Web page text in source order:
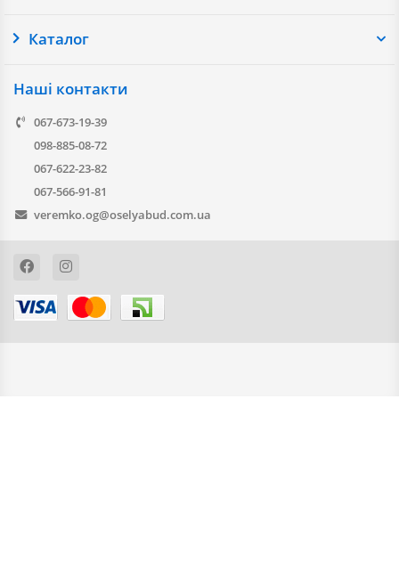
Каталог
Наші контакти
067-673-19-39
098-885-08-72
067-622-23-82
067-566-91-81
veremko.og@oselyabud.com.ua